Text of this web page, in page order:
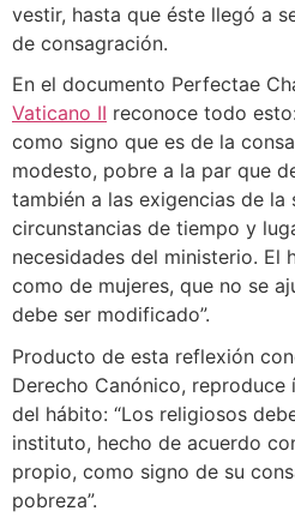
vestir, hasta que éste llegó a
de consagración.
En el documento Perfectae
Vaticano II reconoce todo
como signo que es de la
modesto, pobre a la par que
también a las exigencias de la
circunstancias de tiempo y
necesidades del ministerio. El
como de mujeres, que no se
debe ser modificado”.
Producto de esta reflexión
Derecho Canónico,
del hábito: “Los religiosos
instituto, hecho de acuerdo
propio, como signo de su
pobreza”.